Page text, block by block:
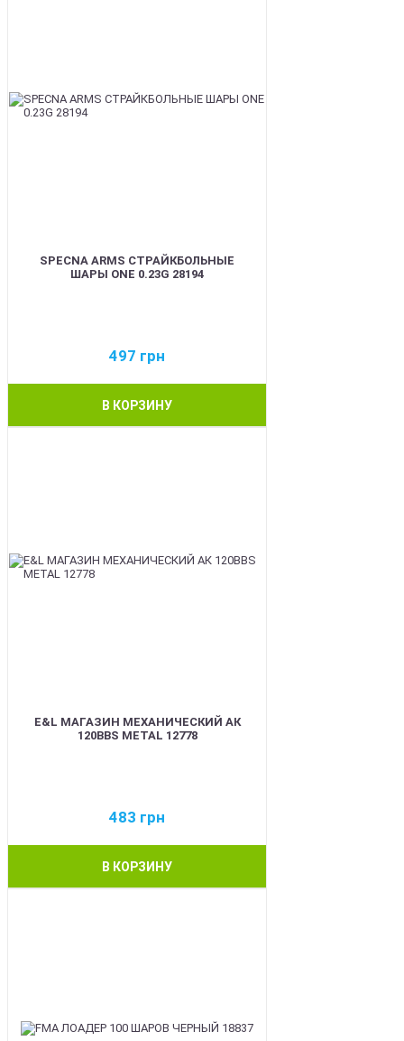
SPECNA ARMS СТРАЙКБОЛЬНЫЕ
ШАРЫ ONE 0.23G 28194
497 грн
В КОРЗИНУ
E&L МАГАЗИН МЕХАНИЧЕСКИЙ АК
120BBS METAL 12778
483 грн
В КОРЗИНУ